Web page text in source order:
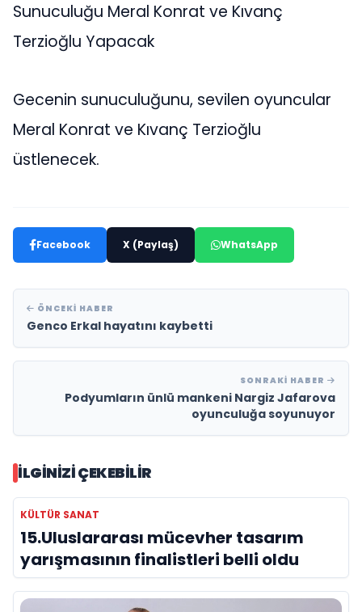
Sunuculuğu Meral Konrat ve Kıvanç
Terzioğlu Yapacak
Gecenin sunuculuğunu, sevilen oyuncular
Meral Konrat ve Kıvanç Terzioğlu
üstlenecek.
Facebook X (Paylaş) WhatsApp
ÖNCEKI HABER
Genco Erkal hayatını kaybetti
SONRAKI HABER
Podyumların ünlü mankeni Nargiz Jafarova
oyunculuğa soyunuyor
İLGINIZI ÇEKEBILIR
KÜLTÜR SANAT
15.Uluslararası mücevher tasarım
yarışmasının finalistleri belli oldu